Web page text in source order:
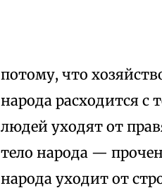
потому, что
народа расходится
людей уходят от
тело народа —
народа ухо­дит от